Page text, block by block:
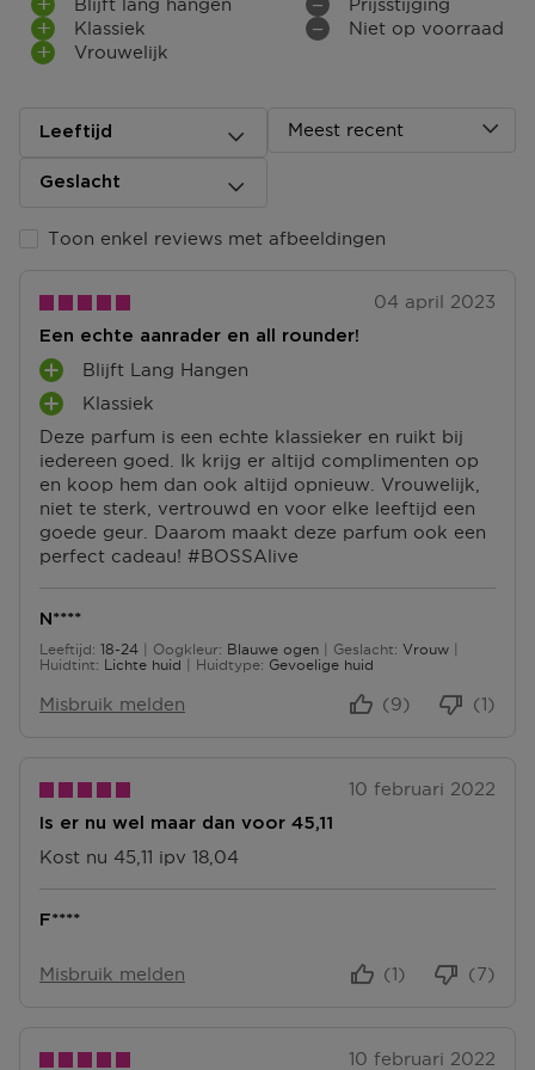
Retourneren
Terugsturen
herroepen. Na de herroeping heb je dan nog eens 14
jouw bestelling te herroepen, kun je contact met ons
Je mag het product ook terugbrengen of omruilen in
retourformulier in te vullen. Neem wel je
orderbevestiging mee.
Ga naar meer info en FAQ’s over retourneren.
Meer vragen rond bestellen? Die vind je op onze FAQ
pagina.
Blijft lang hangen
Klassiek
Vrouwelijk
Prijsstijging
Niet op voorraad
Leeftijd
Geslacht
Toon enkel reviews met afbeeldingen
Meest recent
04 april 2023
Een echte aanrader en all rounder!
Deze parfum is een echte klassieker en ruikt bij
iedereen goed. Ik krijg er altijd complimenten op
en koop hem dan ook altijd opnieuw. Vrouwelijk,
niet te sterk, vertrouwd en voor elke leeftijd een
goede geur. Daarom maakt deze parfum ook een
perfect cadeau! #BOSSAlive
P
L
U
S
T
E
N
Blijft Lang Hangen
P
L
U
S
P
U
N
N
Klassiek
N****
Leeftijd
18 tot 24 18-24 Oogkleur Blauwe ogen Geslacht
Vrouw
Huidtint
Lichte huid Huidtype Gevoelige huid
Misbruik melden (1)
(9)
10 februari 2022
Is er nu wel maar dan voor 45,11
Kost nu 45,11 ipv 18,04
F****
Misbruik melden (7)
(1)
10 februari 2022